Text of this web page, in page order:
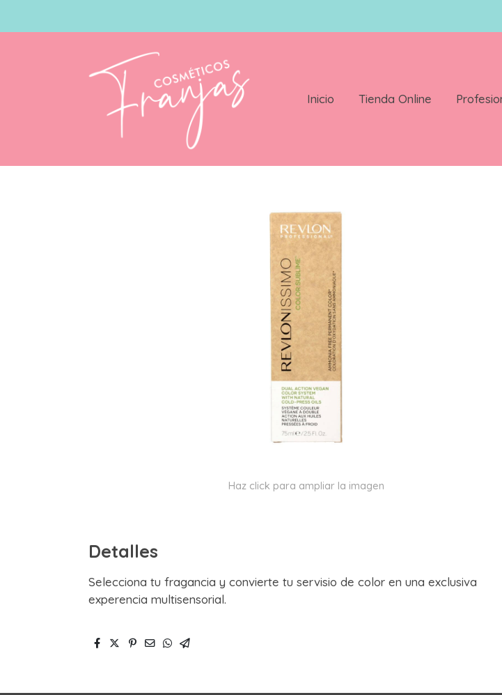
Inicio Tienda Online
Revlonissimo Color Sublime 75 ml Color 5.64
Haz click para ampliar la imagen
Detalles
Selecciona tu fragancia y convierte tu servisio de color en una exclusiva
experencia multisensorial.